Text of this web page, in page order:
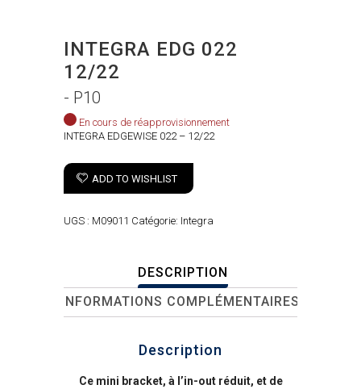
INTEGRA EDG 022
12/22
- P10
En cours de réapprovisionnement
INTEGRA EDGEWISE 022 – 12/22
ADD TO WISHLIST
UGS : M09011 Catégorie: Integra
DESCRIPTION
INFORMATIONS COMPLÉMENTAIRES
Description
Ce mini bracket, à l’in-out réduit, et de